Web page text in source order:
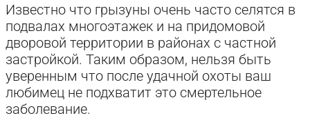
Известно что грызуны очень часто селятся в
подвалах многоэтажек и на придомовой
дворовой территории в районах с частной
застройкой. Таким образом, нельзя быть
уверенным что после удачной охоты ваш
любимец не подхватит это смертельное
заболевание.